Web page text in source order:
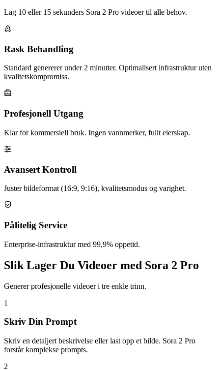
Lag 10 eller 15 sekunders Sora 2 Pro videoer til alle behov.
Rask Behandling
Standard genererer under 2 minutter. Optimalisert infrastruktur uten
kvalitetskompromiss.
Profesjonell Utgang
Klar for kommersiell bruk. Ingen vannmerker, fullt eierskap.
Avansert Kontroll
Juster bildeformat (16:9, 9:16), kvalitetsmodus og varighet.
Pålitelig Service
Enterprise-infrastruktur med 99,9% oppetid.
Slik Lager Du Videoer med Sora 2 Pro
Generer profesjonelle videoer i tre enkle trinn.
1
Skriv Din Prompt
Skriv en detaljert beskrivelse eller last opp et bilde. Sora 2 Pro
forstår komplekse prompts.
2